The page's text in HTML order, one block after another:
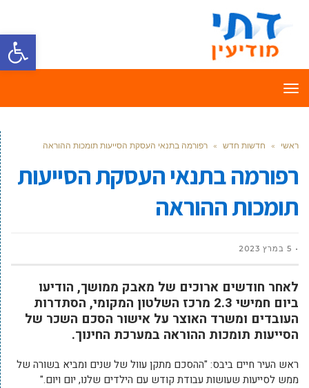
פתח
תפריט
ראשי » חדשות חדש » רפורמה בתנאי העסקת הסייעות תומכות ההוראה
רפורמה בתנאי העסקת הסייעות
תומכות ההוראה
5 במרץ 2023
לאחר חודשים ארוכים של מאבק ממושך, הודיעו
ביום חמישי 2.3 מרכז השלטון המקומי, הסתדרות
העובדים ומשרד האוצר על אישור הסכם השכר של
הסייעות תומכות ההוראה במערכת החינוך.
ראש העיר חיים ביבס: "ההסכם מתקן עוול של שנים ומביא בשורה של
ממש לסייעות שעושות עבודת קודש עם הילדים שלנו, יום ויום."